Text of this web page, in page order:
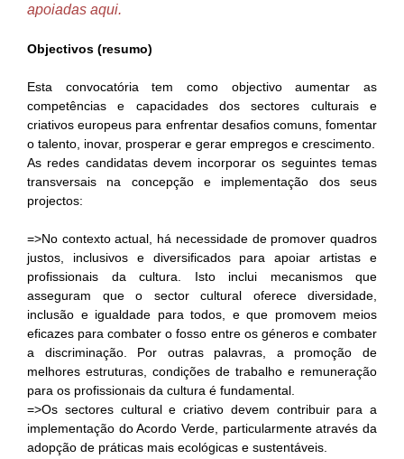
apoiadas aqui.
Objectivos (resumo)
Esta convocatória tem como objectivo aumentar as
competências e capacidades dos sectores culturais e
criativos europeus para enfrentar desafios comuns, fomentar
o talento, inovar, prosperar e gerar empregos e crescimento.
As redes candidatas devem incorporar os seguintes temas
transversais na concepção e implementação dos seus
projectos:
=>No contexto actual, há necessidade de promover quadros
justos, inclusivos e diversificados para apoiar artistas e
profissionais da cultura. Isto inclui mecanismos que
asseguram que o sector cultural oferece diversidade,
inclusão e igualdade para todos, e que promovem meios
eficazes para combater o fosso entre os géneros e combater
a discriminação. Por outras palavras, a promoção de
melhores estruturas, condições de trabalho e remuneração
para os profissionais da cultura é fundamental.
=>Os sectores cultural e criativo devem contribuir para a
implementação do Acordo Verde, particularmente através da
adopção de práticas mais ecológicas e sustentáveis.